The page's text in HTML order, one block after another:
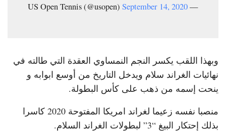
— US Open Tennis (@usopen)
September 14, 2020
وبهذا اللقب يكسر النجم النمساوي العقدة التي طالته في
نهائيات الغراند سلام ويدخل التاريخ من أوسع ابوابه و
ينحت إسمه من ذهب على كأس البطولة.
منصبا نفسه زعيما لغراند امريكا المفتوحة 2020 كاسرا
بذلك إحتكار البيغ “3” لبطولات الغراند السلام.